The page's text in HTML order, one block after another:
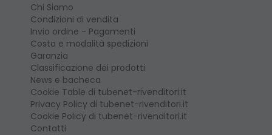
Chi Siamo
Condizioni di vendita
Invio ordine - Pagamenti
Costo e modalità spedizioni
Garanzia
Classificazione dei prodotti
News e bacheca
Cookie Table di tubenet-rivenditori.it
Privacy Policy di tubenet-rivenditori.it
Cookie Policy di tubenet-rivenditori.it
Contatti